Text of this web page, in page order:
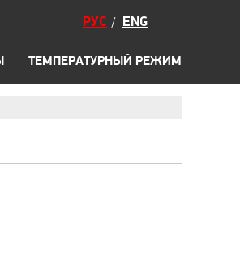
РУС / ENG
БОТИНКИ
ТЕМПЕРАТУРНЫЙ РЕЖИМ